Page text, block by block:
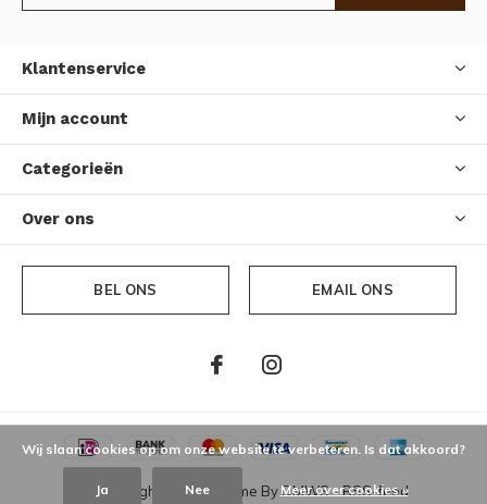
Klantenservice
Mijn account
Categorieën
Over ons
BEL ONS EMAIL ONS
© Copyright 2026- Theme ByDMWS-RSS-feed
Wij slaan cookies op om onze website te verbeteren. Is dat akkoord?
Ja Nee Meer over cookies »